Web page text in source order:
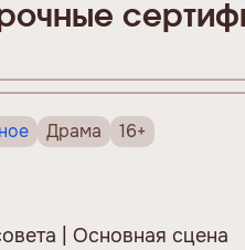
Драма 16+
| Основная сцена